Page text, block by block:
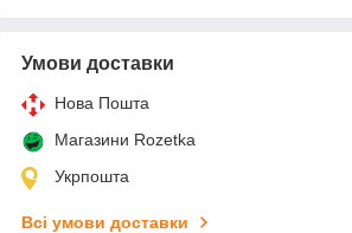
Умови доставки
Нова Пошта
Магазини Rozetka
Укрпошта
Всі умови доставки